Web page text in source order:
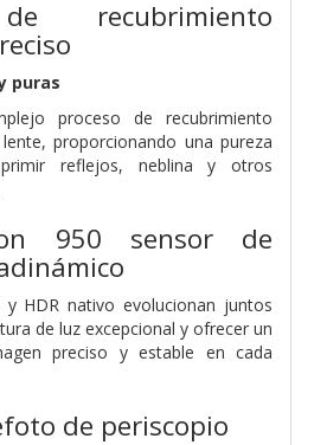
recubrimiento
puras
proceso de recubrimiento
proporcionando una pureza
reflejos, neblina y otros
950 sensor de
HDR nativo evolucionan juntos
de luz excepcional y ofrecer un
preciso y estable en cada
de periscopio